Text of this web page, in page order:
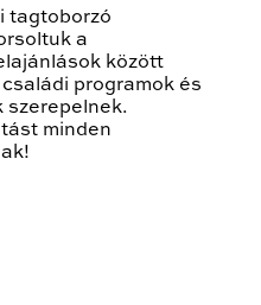
tagtoborzó
a
között
programok és
szerepelnek.
minden